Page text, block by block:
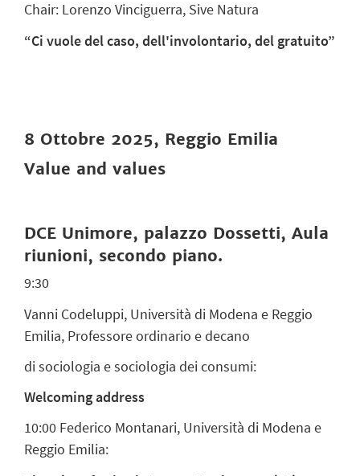
Chair: Lorenzo Vinciguerra, Sive Natura
“Ci vuole del caso, dell'involontario, del gratuito”
8 Ottobre 2025, Reggio Emilia
Value and values
DCE Unimore, palazzo Dossetti, Aula
riunioni, secondo piano.
9:30
Vanni Codeluppi, Università di Modena e Reggio
Emilia, Professore ordinario e decano
di sociologia e sociologia dei consumi:
Welcoming address
10:00 Federico Montanari, Università di Modena e
Reggio Emilia: